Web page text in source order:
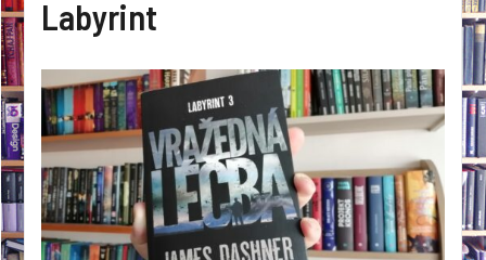
Labyrint